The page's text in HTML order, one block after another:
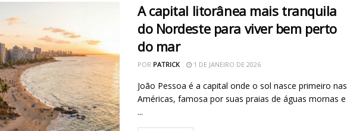
A capital litorânea mais tranquila
do Nordeste para viver bem perto
do mar
POR PATRICK 1 DE JANEIRO DE 2026
João Pessoa é a capital onde o sol nasce primeiro nas
Américas, famosa por suas praias de águas mornas e
...